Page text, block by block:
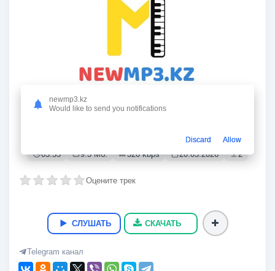
03:55 9.3 Мб. 320 kbps 20.05.2026 2
Оцените трек
СЛУШАТЬ СКАЧАТЬ
Telegram канал
newmp3.kz
Would like to send you notifications
Discard Allow